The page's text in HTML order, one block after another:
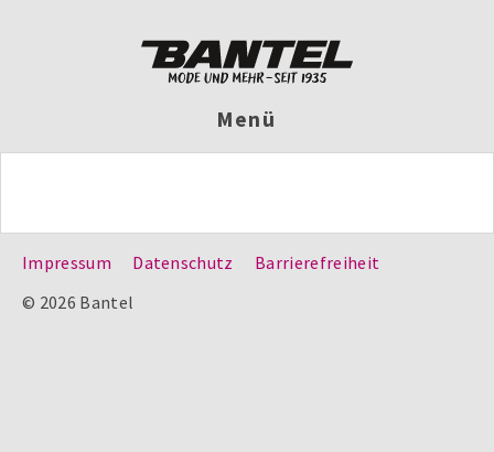
Menü
Impressum Datenschutz
Barrierefreiheit
© 2026 Bantel